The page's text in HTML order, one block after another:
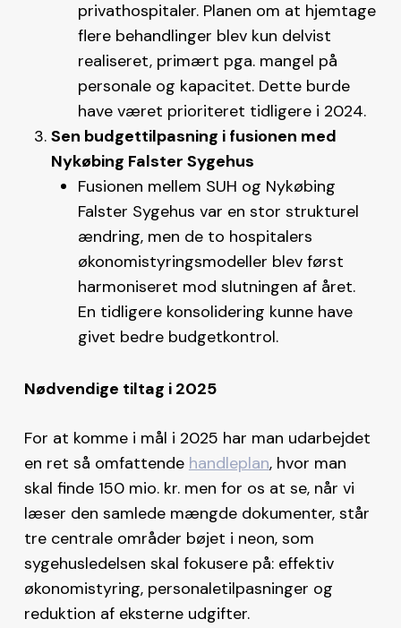
privathospitaler. Planen om at hjemtage
flere behandlinger blev kun delvist
realiseret, primært pga. mangel på
personale og kapacitet. Dette burde
have været prioriteret tidligere i 2024.
Sen budgettilpasning i fusionen med
Nykøbing Falster Sygehus
Fusionen mellem SUH og Nykøbing
Falster Sygehus var en stor strukturel
ændring, men de to hospitalers
økonomistyringsmodeller blev først
harmoniseret mod slutningen af året.
En tidligere konsolidering kunne have
givet bedre budgetkontrol.
Nødvendige tiltag i 2025
For at komme i mål i 2025 har man udarbejdet
en ret så omfattende handleplan, hvor man
skal finde 150 mio. kr. men for os at se, når vi
læser den samlede mængde dokumenter, står
tre centrale områder bøjet i neon, som
sygehusledelsen skal fokusere på: effektiv
økonomistyring, personaletilpasninger og
reduktion af eksterne udgifter.